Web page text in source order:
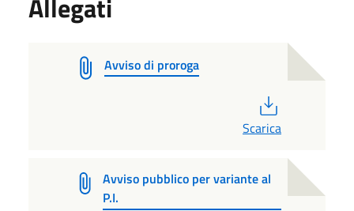
Allegati
Avviso di proroga
Scarica
Avviso pubblico per variante al
P.I.